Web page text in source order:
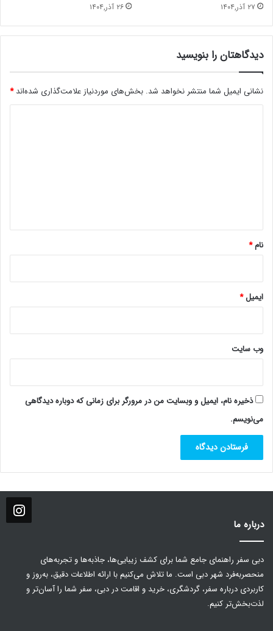
۲۷ آذر,۱۴۰۴ ۲۶ آذر,۱۴۰۴
دیدگاهتان را بنویسید
نشانی ایمیل شما منتشر نخواهد شد. بخش‌های موردنیاز علامت‌گذاری شده‌اند*
نام*
ایمیل*
وب‌ سایت
ذخیره نام، ایمیل و وبسایت من در مرورگر برای زمانی که دوباره دیدگاهی
می‌نویسم.
درباره ما
دبی سفر راهنمای جامع شما برای کشف زیبایی‌ها، جاذبه‌ها و تجربه‌های
منحصربه‌فرد شهر دبی است. ما تلاش می‌کنیم با ارائه اطلاعات دقیق، به‌روز و
کاربردی درباره سفر، گردشگری، خرید و اقامت در دبی، سفر شما را آسان‌تر و
لذت‌بخش‌تر کنیم.